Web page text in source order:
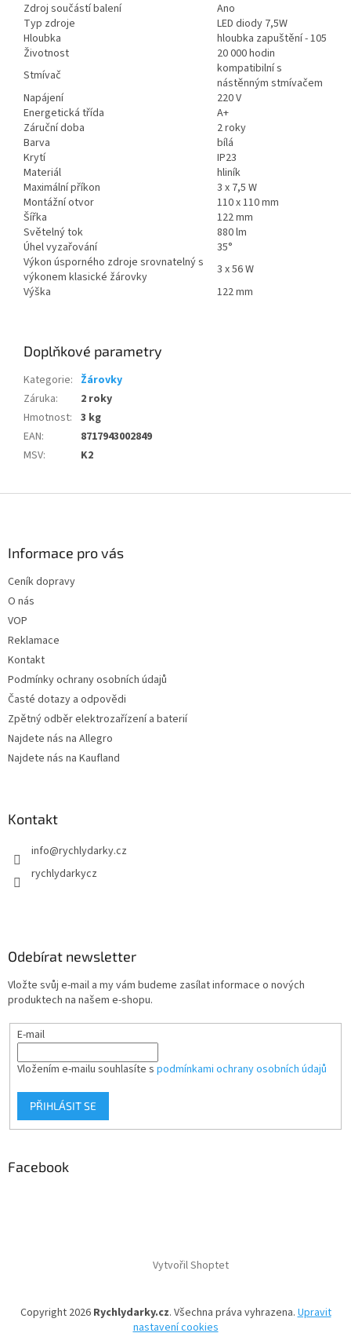
Zdroj součástí balení
Ano
Typ zdroje
LED diody 7,5W
Hloubka
hloubka zapuštění - 105
Životnost
20 000 hodin
Stmívač
kompatibilní s
nástěnným stmívačem
Napájení
220 V
Energetická třída
A+
Záruční doba
2 roky
Barva
bílá
Krytí
IP23
Materiál
hliník
Maximální příkon
3 x 7,5 W
Montážní otvor
110 x 110 mm
Šířka
122 mm
Světelný tok
880 lm
Úhel vyzařování
35°
Výkon úsporného zdroje srovnatelný s
výkonem klasické žárovky
3 x 56 W
Výška
122 mm
Doplňkové parametry
Kategorie: Žárovky
Záruka:
2 roky
Hmotnost: 3 kg
EAN:
8717943002849
MSV: K2
Informace pro vás
Ceník dopravy
O nás
VOP
Reklamace
Kontakt
Podmínky ochrany osobních údajů
Časté dotazy a odpovědi
Zpětný odběr elektrozařízení a baterií
Najdete nás na Allegro
Najdete nás na Kaufland
Kontakt
info@rychlydarky.cz
rychlydarkycz
Odebírat newsletter
Vložte svůj e-mail a my vám budeme zasílat informace o nových
produktech na našem e-shopu.
E-mail
Vložením e-mailu souhlasíte s podmínkami ochrany osobních údajů
PŘIHLÁSIT SE
Facebook
Vytvořil Shoptet
Copyright 2026 Rychlydarky.cz. Všechna práva vyhrazena. Upravit
nastavení cookies